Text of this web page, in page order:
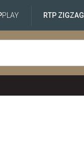
PLAY RTP ZIGZAG